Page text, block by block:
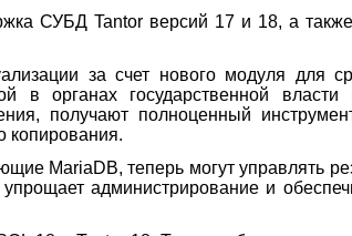
СУБД Tantor версий 17 и 18, а
за счет нового модуля для
органах государственной власти
получают полноценный
копирования.
MariaDB, теперь могут управлять
администрирование и